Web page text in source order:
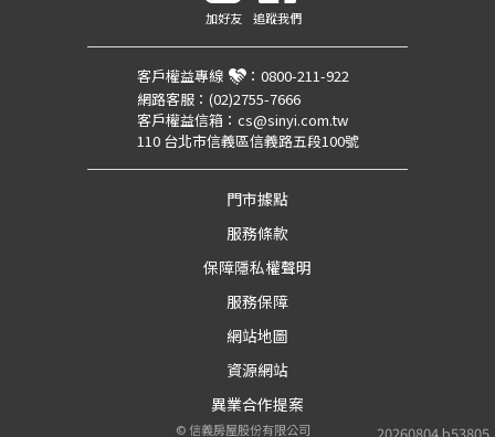
加好友 追蹤我們
客戶權益專線 ： 0800-211-922
網路客服： (02)2755-7666
客戶權益信箱： cs@sinyi.com.tw
110 台北市信義區信義路五段100號
門市據點
服務條款
保障隱私權聲明
服務保障
網站地圖
資源網站
異業合作提案
©信義房屋股份有限公司